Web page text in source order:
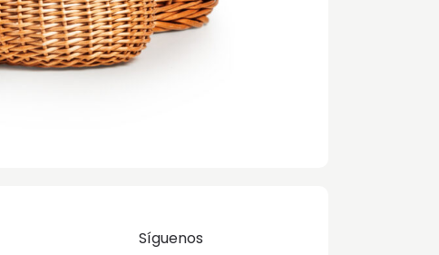
Síguenos